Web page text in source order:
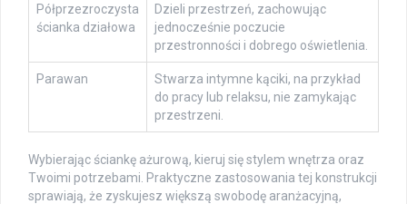
Półprzezroczysta
ścianka działowa
Dzieli przestrzeń, zachowując
jednocześnie poczucie
przestronności i dobrego oświetlenia.
Parawan
Stwarza intymne kąciki, na przykład
do pracy lub relaksu, nie zamykając
przestrzeni.
Wybierając ściankę ażurową, kieruj się stylem wnętrza oraz
Twoimi potrzebami. Praktyczne zastosowania tej konstrukcji
sprawiają, że zyskujesz większą swobodę aranżacyjną,